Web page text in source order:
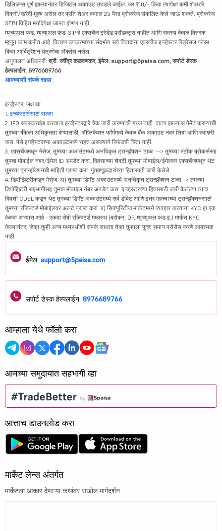
डिलिजन्स पूर्ण झाल्यानंतर डिजिटल अकाउंट उघडले जाईल. जर ₹10/- किंवा त्यापेक्षा कमी शेअरचे
विक्री/खरेदी मूल्य असेल तर प्रति शेअर कमाल 25 पैसा ब्रोकरेज संकलित केले जाऊ शकते. ब्रोकरेज
SEBI विहित मर्यादेपेक्षा जास्त होणार नाही.
म्युच्युअल फंड, म्युच्युअल फंड-SIP हे एक्सचेंज ट्रेडेड प्रॉडक्ट्स नाहीत आणि सदस्य केवळ वितरक
म्हणून काम करीत आहे. वितरण उपक्रमाच्या संदर्भात सर्व विवादांना एक्सचेंज इन्व्हेस्टर रिड्रेसल फोरम
किंवा आर्बिट्रेशन यंत्रणेचा ॲक्सेस नसेल.
अनुपालन अधिकारी: श्री. रवींद्र कळवणकर, ईमेल: support@5paisa.com, सपोर्ट डेस्क
हेल्पलाईन: 8976689766
आमच्याशी संपर्क साधा
इन्व्हेस्टर, लक्ष द्या
1. इन्व्हेस्टर्ससाठी सल्ला
2. IPO सबस्क्राईब करताना इन्व्हेस्टरद्वारे चेक जारी करण्याची गरज नाही. वाटप झाल्यास पेमेंट करण्याची
तुमच्या बँकेला अधिकृतता देण्यासाठी, ॲप्लिकेशन फॉर्ममध्ये केवळ बँक अकाउंट नंबर लिहा आणि स्वाक्षरी
करा. पैसे इन्व्हेस्टरच्या अकाउंटमध्ये राहत असल्याने रिफंडची चिंता नाही.
3. एक्सचेंजमधून मेसेज: तुमच्या अकाउंटमध्ये अनधिकृत ट्रान्झॅक्शन टाळा --> तुमच्या स्टॉक ब्रोकर्ससह
तुमचा मोबाईल नंबर/ईमेल ID अपडेट करा. दिवसाच्या शेवटी तुमच्या मोबाईल/ईमेलवर एक्सचेंजमधून थेट
तुमच्या ट्रान्झॅक्शनची माहिती प्राप्त करा. गुंतवणूकदारांच्या हितासाठी जारी केलेले.
4. डिपॉझिटरीकडून मेसेज: अ) तुमच्या डिमॅट अकाउंटमध्ये अनधिकृत ट्रान्झॅक्शन टाळा -> तुमच्या
डिपॉझिटरी सहभागीसह तुमचा मोबाईल नंबर अपडेट करा. इन्व्हेस्टरच्या हितासाठी जारी केलेल्या त्याच
दिवशी CDSL कडून थेट तुमच्या डिमॅट अकाउंटमध्ये सर्व डेबिट आणि इतर महत्त्वाच्या ट्रान्झॅक्शनसाठी
तुमच्या रजिस्टर्ड मोबाईलवर अलर्ट प्राप्त करा. ब) सिक्युरिटीज मार्केटमध्ये व्यवहार करताना KYC हा एक
वेळचा अभ्यास आहे - एकदा सेबी रजिस्टर्ड मध्यस्थ (ब्रोकर, DP, म्युच्युअल फंड इ.) मार्फत KYC
केल्यानंतर, जेव्हा तुम्ही अन्य मध्यस्थीशी संपर्क साधता तेव्हा तुम्हाला पुन्हा समान प्रोसेस करणे आवश्यक
नाही.
ईमेल: support@5paisa.com
सपोर्ट डेस्क हेल्पलाईन: 8976689766
आम्हाला येथे फॉलो करा
आमच्या समुदायात सहभागी व्हा
आत्ताच डाउनलोड करा
मार्केट लेन्स अंतर्गत
मार्केटला आकार देणाऱ्या कथांवर सखोल मार्गदर्शन